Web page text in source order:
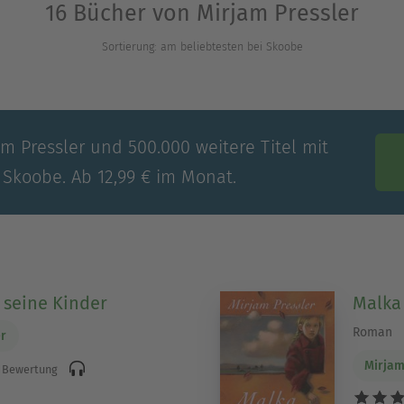
Medaille ausgezeichnet, für ihr Gesamtwerk
und für ihr Gesamtwerk
Korn und Gerstenmann-Stiftung.
16 Bücher von Mirjam Pressler
Sortierung: am beliebtesten bei Skoobe
Pressler und 500.000 weitere Titel mit
Ab 12,99 € im Monat.
Kinder
Bewertung
Roman